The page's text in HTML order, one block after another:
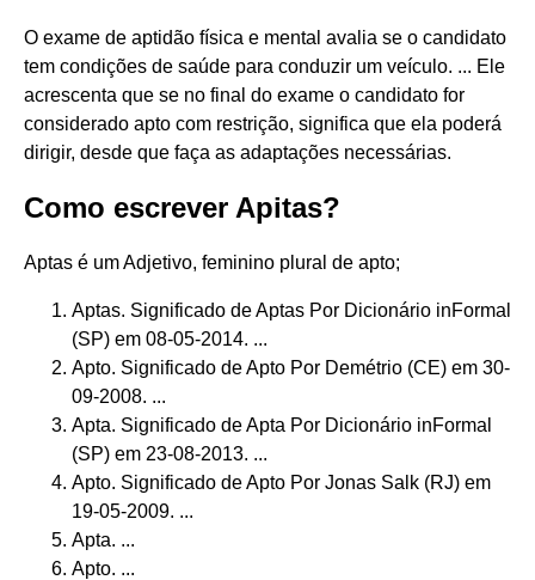
O exame de aptidão física e mental avalia se o candidato
tem condições de saúde para conduzir um veículo. ... Ele
acrescenta que se no final do exame o candidato for
considerado apto com restrição, significa que ela poderá
dirigir, desde que faça as adaptações necessárias.
Como escrever Apitas?
Aptas é um Adjetivo, feminino plural de apto;
Aptas. Significado de Aptas Por Dicionário inFormal
(SP) em 08-05-2014. ...
Apto. Significado de Apto Por Demétrio (CE) em 30-
09-2008. ...
Apta. Significado de Apta Por Dicionário inFormal
(SP) em 23-08-2013. ...
Apto. Significado de Apto Por Jonas Salk (RJ) em
19-05-2009. ...
Apta. ...
Apto. ...